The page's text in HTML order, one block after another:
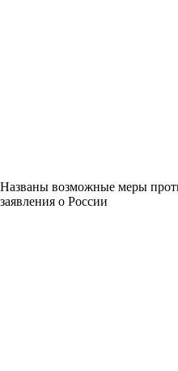
Названы возможные меры
заявления о России